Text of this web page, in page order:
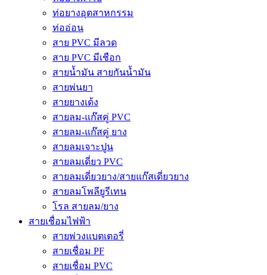
ท่อยางอุตสาหกรรม
ท่ออ่อน
สาย PVC มีลวด
สาย PVC มีเชือก
สายน้ำมัน สายกันน้ำมัน
สายพ่นยา
สายยางเด้ง
สายลม-แก๊สคู่ PVC
สายลม-แก๊สคู่ ยาง
สายลมเจาะปูน
สายลมเดี่ยว PVC
สายลมเดี่ยวยาง/สายแก๊สเดี่ยวยาง
สายลมโพลียูรีเทน
โรล สายลม/ยาง
สายเชื่อมไฟฟ้า
สายพ่วงแบตเตอรี่
สายเชื่อม PF
สายเชื่อม PVC